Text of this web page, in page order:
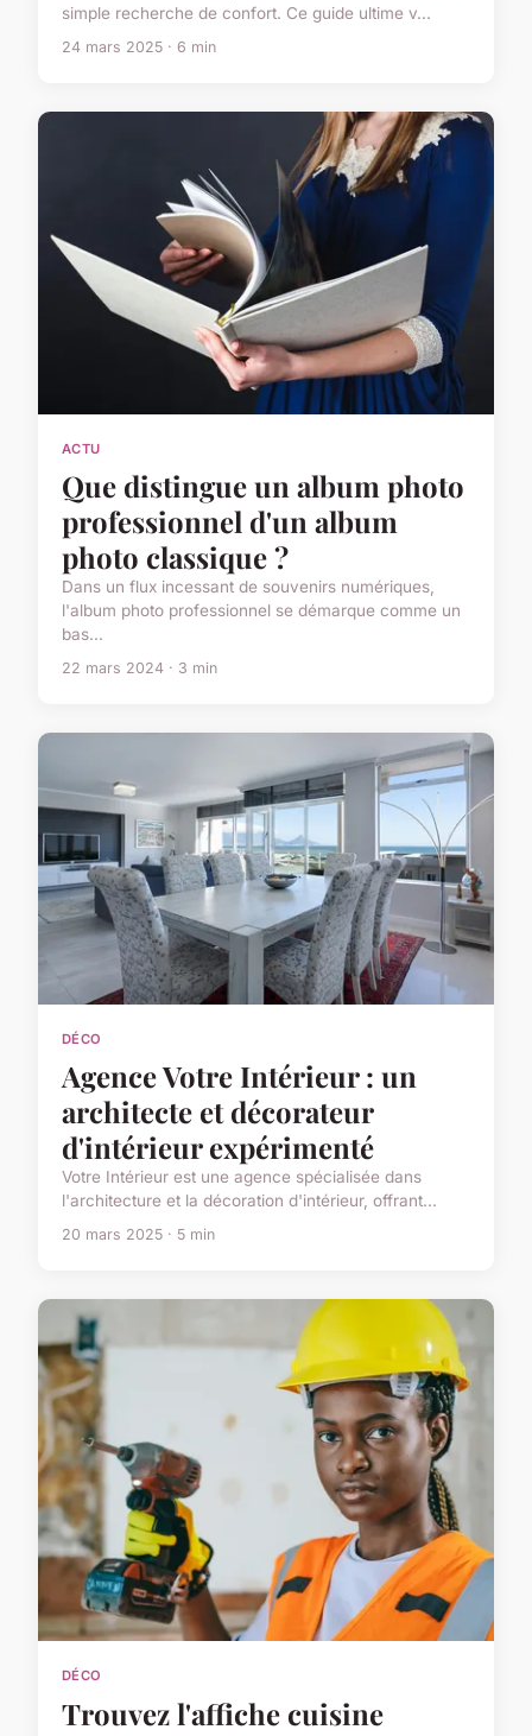
simple recherche de confort. Ce guide ultime v...
24 mars 2025 · 6 min
ACTU
Que distingue un album photo
professionnel d'un album
photo classique ?
Dans un flux incessant de souvenirs numériques,
l'album photo professionnel se démarque comme un
bas...
22 mars 2024 · 3 min
DÉCO
Agence Votre Intérieur : un
architecte et décorateur
d'intérieur expérimenté
Votre Intérieur est une agence spécialisée dans
l'architecture et la décoration d'intérieur, offrant...
20 mars 2025 · 5 min
DÉCO
Trouvez l'affiche cuisine